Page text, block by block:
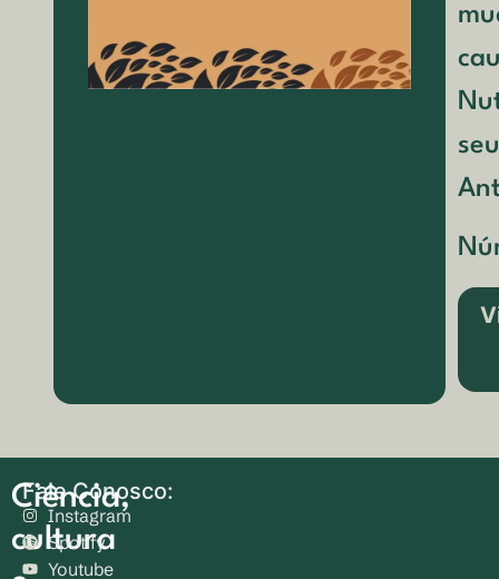
Ciência,
cultura
Fale Conosco:
Instagram
Spotify
Youtube